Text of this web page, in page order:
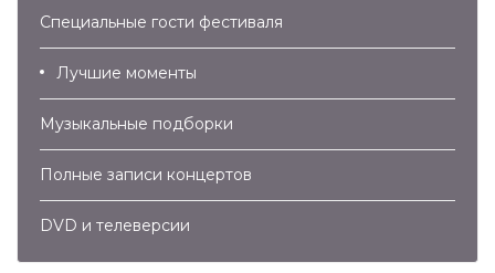
Специальные гости фестиваля
Лучшие моменты
Музыкальные подборки
Полные записи концертов
DVD и телеверсии